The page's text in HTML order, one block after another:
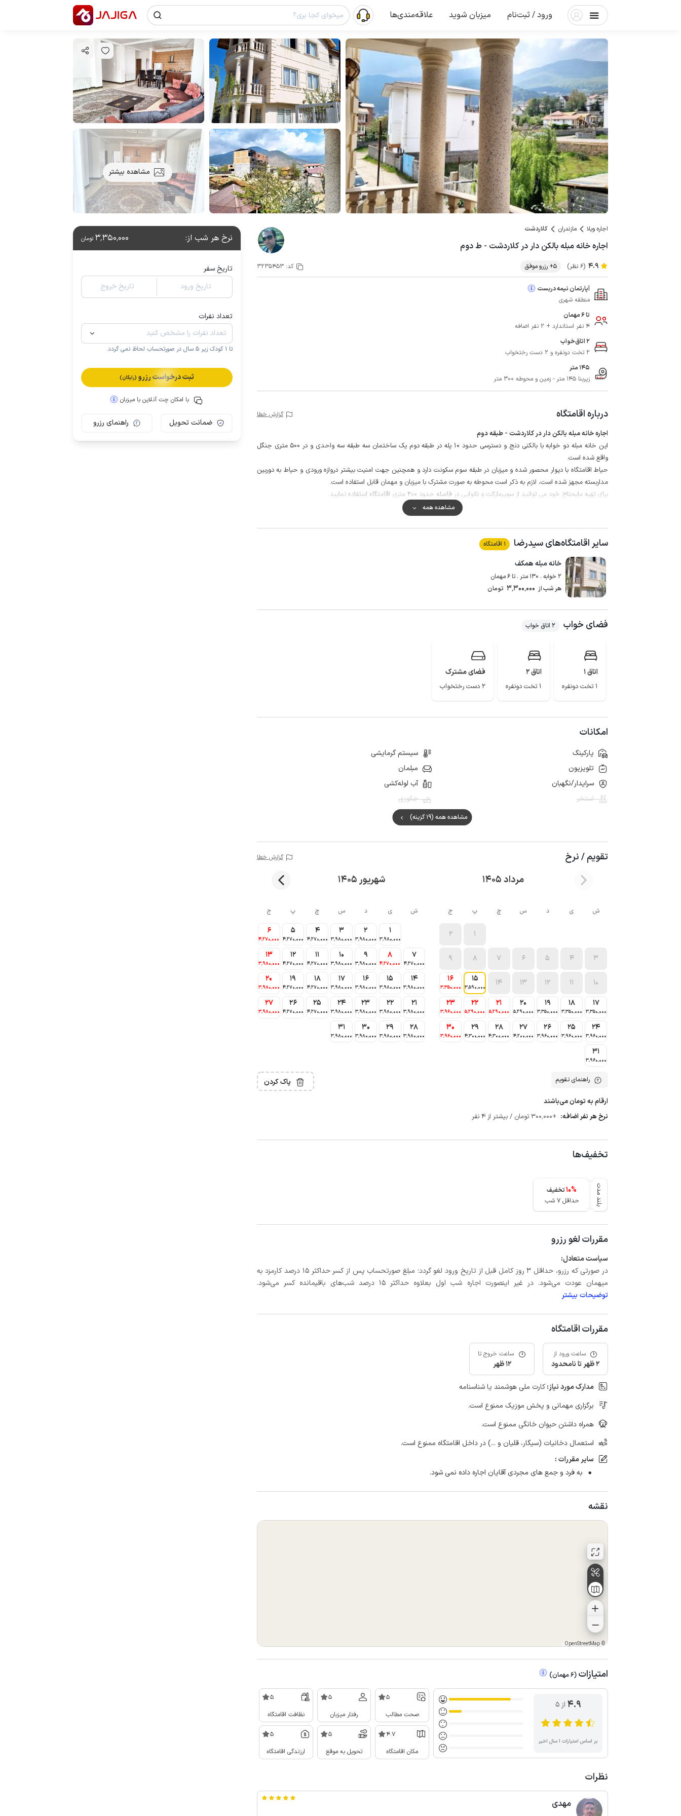
ورود / ثبت‌نام میزبان شوید علاقه‌مندی‌ها
مشاهده بیشتر
اجاره ویلا مازندران کلاردشت
اجاره خانه مبله بالکن دار در کلاردشت - ط دوم
4.9 (6 نظر) 5+ رزرو موفق کد:3235453
آپارتمان نیمه دربست
منطقه شهری
تا 6 مهمان
4 نفر استاندارد + 2 نفر اضافه
2 اتاق‌خواب
2 تخت دونفره و 2 دست رختخواب
145 متر
زیربنا 145 متر - زمین و محوطه 300 متر
درباره اقامتگاه گزارش خطا
اجاره خانه مبله بالکن دار در کلاردشت - طبقه دوم
این خانه مبله دو خوابه با بالکنی دنج و دسترسی حدود 10 پله در طبقه دوم یک ساختمان سه طبقه سه واحدی و در 500 متری جنگل
واقع شده است.
حیاط اقامتگاه با دیوار محصور شده و میزبان در طبقه سوم سکونت دارد و همچنین جهت امنیت بیشتر دروازه ورودی و حیاط به دوربین
مداربسته مجهز شده است، لازم به ذکر است محوطه به صورت مشترک با میزبان و مهمان قابل استفاده است.
برای تهیه مایحتاج خود می توانید از سوپرمارکت و نانوایی در فاصله حدود 200 متری اقامتگاه استفاده نمایید.
کیفیت شبکه تلفن همراه برای دو اپراتور ایرانسل و همراه اول در مکالمه خوب و دسترسی به اینترنت به صورت 4g است.
جنگل عباس آباد، دریاچه ولشت، مازیچال، منطقه رودبارک با رودخانه های زیبا، دریاچه ولشت، رودخانه سرد آبرود تنها بخشی از دیدنی های
کلاردشت زیبا می باشد.
مشاهده همه
سایر اقامتگاه‌های سیدرضا 1 اقامتگاه
خانه مبله همکف
2 خوابه . 130 متر . تا 6 مهمان
هر شب از 3٬300٬000 تومان
فضای خواب 2 اتاق خواب
اتاق 1
1 تخت دونفره
اتاق 2
1 تخت دونفره
فضای مشترک
2 دست رختخواب
امکانات
پارکینگ
سیستم گرمایشی
تلویزیون
مبلمان
سرایدار/نگهبان
آب لوله‌کشی
استخر
جکوزی
مشاهده همه (19 گزینه)
تقویم / نرخ گزارش خطا
مرداد 1405 شهریور 1405
ش ی د س چ پ ج
1
2
3
4
5
6
7
8
9
10
11
12
13
14
15
3٬590٬000
16
3٬350٬000
17
3٬350٬000
18
3٬350٬000
19
3٬350٬000
20
5٬290٬000
21
5٬290٬000
22
5٬290٬000
23
3٬960٬000
24
3٬960٬000
25
3٬960٬000
26
3٬960٬000
27
4٬200٬000
28
4٬300٬000
29
4٬300٬000
30
3٬960٬000
31
3٬960٬000
ش ی د س چ پ ج
1
3٬980٬000
2
3٬980٬000
3
3٬980٬000
4
4٬270٬000
5
4٬270٬000
6
4٬270٬000
7
4٬270٬000
8
4٬270٬000
9
3٬980٬000
10
3٬980٬000
11
4٬270٬000
12
4٬270٬000
13
3٬980٬000
14
3٬980٬000
15
3٬980٬000
16
3٬980٬000
17
3٬980٬000
18
4٬270٬000
19
4٬270٬000
20
3٬980٬000
21
3٬980٬000
22
3٬980٬000
23
3٬980٬000
24
3٬980٬000
25
4٬270٬000
26
4٬270٬000
27
3٬980٬000
28
3٬980٬000
29
3٬980٬000
30
3٬980٬000
31
3٬980٬000
راهنمای تقویم پاک کردن
ارقام به تومان می‌باشند
نرخ هر نفر اضافه: +300٬000 تومان / بیشتر از 4 نفر
تخفیف‌ها
بلند مدت 10%
تخفیف
حداقل 7 شب
مقررات لغو رزرو
سیاست متعادل:
در صورتی که رزرو، حداقل 3 روز کامل قبل از تاریخ ورود لغو گردد؛ مبلغ صورتحساب پس از کسر حداکثر 15 درصد کارمزد به
میهمان عودت می‌شود. در غیر اینصورت اجاره شب اول بعلاوه حداکثر 15 درصد شب‌های باقیمانده کسر می‌شود.
توضیحات بیشتر
مقررات اقامتگاه
ساعت ورود از
2 ظهر تا نامحدود
ساعت خروج تا
12 ظهر
مدارک مورد نیاز:کارت ملی هوشمند یا شناسنامه
برگزاری مهمانی و پخش موزیک ممنوع است.
همراه داشتن حیوان خانگی ممنوع است.
استعمال دخانیات (سیگار، قلیان و ...) در داخل اقامتگاه ممنوع است.
سایر مقررات :
به فرد و جمع های مجردی آقایان اجاره داده نمی شود.
نقشه
©
OpenStreetMap
امتیازات (
6مهمان)
4.9 از ۵
بر اساس امتیازات ۱ سال اخیر
5
صحت مطالب
5
رفتار میزبان
5
نظافت اقامتگاه
4.7
مکان اقامتگاه
5
تحویل به موقع
5
ارزندگی اقامتگاه
نظرات
مهدی
نرخ هر شب از: 3٬350٬000 تومان
تاریخ سفر
تاریخ ورود
تاریخ خروج
تعداد نفرات
تا 1 کودک زیر 5 سال در صورتحساب لحاظ نمی گردد.
ثبت درخواست رزرو (رایگان)
با امکان چت آنلاین با میزبان
ضمانت تحویل راهنمای رزرو